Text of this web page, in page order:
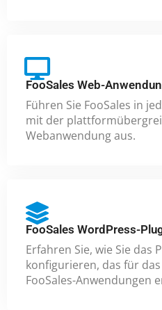
FooSales Web-
Führen Sie FooSales in
mit der
Webanwendung aus.
FooSales WordPress-
Erfahren Sie, wie Sie das
konfigurieren, das für
FooSales-Anwendungen